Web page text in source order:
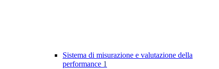
Sistema di misurazione e valutazione della
performance 1